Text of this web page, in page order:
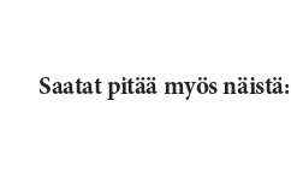
Saatat pitää myös näistä: